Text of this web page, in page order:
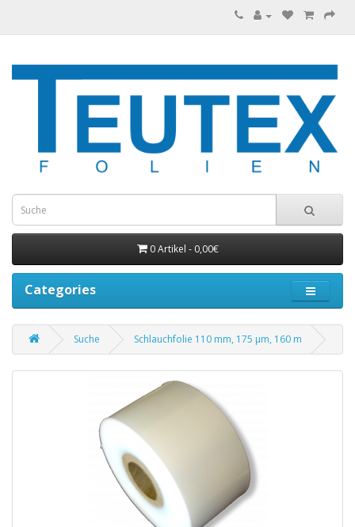
0 Artikel - 0,00€
Categories
Suche Schlauchfolie 110 mm, 175 µm, 160 m